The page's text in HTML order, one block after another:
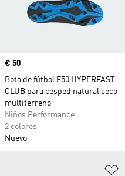
Precio
€ 50
Bota de fútbol F50 HYPERFAST
CLUB para césped natural seco
multiterreno
Niños Performance
2 colores
Nuevo